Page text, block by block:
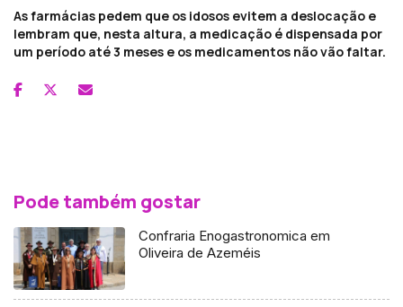
As farmácias pedem que os idosos evitem a deslocação e
lembram que, nesta altura, a medicação é dispensada por
um período até 3 meses e os medicamentos não vão faltar.
Pode também gostar
Confraria Enogastronomica em
Oliveira de Azeméis